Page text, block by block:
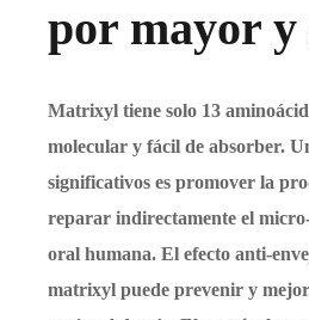
por mayor y
Matrixyl tiene solo 13
molecular y fácil de absorber.
significativos es promover la
reparar indirectamente el
oral humana. El efecto anti-
matrixyl puede prevenir y